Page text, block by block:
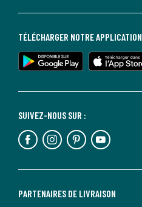
PARTENAIRES DE LIVRAISON
SUIVEZ-NOUS SUR :
TÉLÉCHARGER NOTRE APPLICATION